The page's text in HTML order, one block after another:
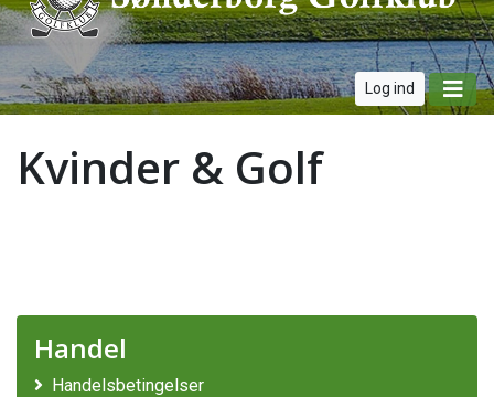
Log ind
Kvinder & Golf
Handel
Handelsbetingelser